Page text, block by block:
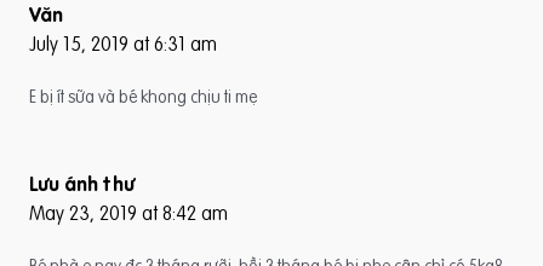
Văn
July 15, 2019 at 6:31 am
E bị ít sữa và bé khong chịu ti mẹ
Lưu ánh thư
May 23, 2019 at 8:42 am